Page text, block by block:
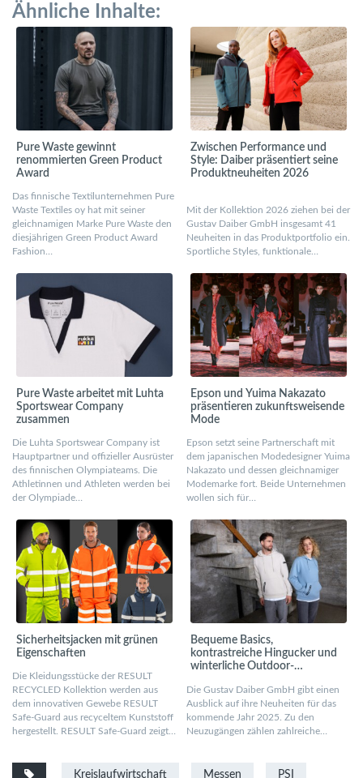
Ähnliche Inhalte:
Pure Waste gewinnt
renommierten Green Product
Award
Das finnische Textilunternehmen Pure
Waste Textiles oy hat mit seiner
gleichnamigen Marke Pure Waste den
diesjährigen Green Product Award
Fashion…
Zwischen Performance und
Style: Daiber präsentiert seine
Produktneuheiten 2026
Mit der Kollektion 2026 ziehen bei der
Gustav Daiber GmbH insgesamt 41
Neuheiten in das Produktportfolio ein.
Sportliche Styles, funktionale…
Pure Waste arbeitet mit Luhta
Sportswear Company
zusammen
Die Luhta Sportswear Company ist
Hauptpartner und offizieller Ausrüster
des finnischen Olympiateams. Die
Athletinnen und Athleten werden bei
der Olympiade…
Epson und Yuima Nakazato
präsentieren zukunftsweisende
Mode
Epson setzt seine Partnerschaft mit
dem japanischen Modedesigner Yuima
Nakazato und dessen gleichnamiger
Modemarke fort. Beide Unternehmen
wollen sich für…
Sicherheitsjacken mit grünen
Eigenschaften
Die Kleidungsstücke der RESULT
RECYCLED Kollektion werden aus
dem innovativen Gewebe RESULT
Safe-Guard aus recyceltem Kunststoff
hergestellt. RESULT Safe-Guard zeigt…
Bequeme Basics,
kontrastreiche Hingucker und
winterliche Outdoor-
Die Gustav Daiber GmbH gibt einen
Ausblick auf ihre Neuheiten für das
kommende Jahr 2025. Zu den
Neuzugängen zählen zahlreiche…
Kreislaufwirtschaft Messen PSI